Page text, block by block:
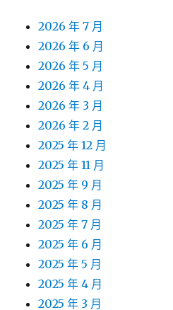
2026 年 7 月
2026 年 6 月
2026 年 5 月
2026 年 4 月
2026 年 3 月
2026 年 2 月
2025 年 12 月
2025 年 11 月
2025 年 9 月
2025 年 8 月
2025 年 7 月
2025 年 6 月
2025 年 5 月
2025 年 4 月
2025 年 3 月